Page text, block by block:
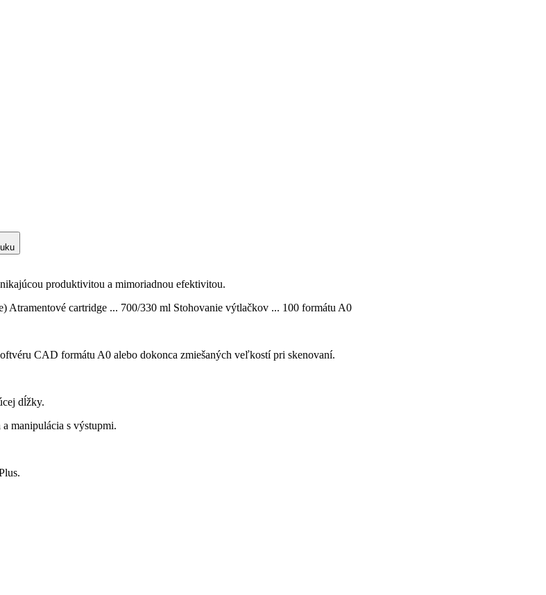
produktivitou a mimoriadnou efektivitou.
cartridge ... 700/330 ml Stohovanie výtlačkov ... 100 formátu A0
CAD formátu A0 alebo dokonca zmiešaných veľkostí pri skenovaní.
dĺžky.
manipulácia s výstupmi.